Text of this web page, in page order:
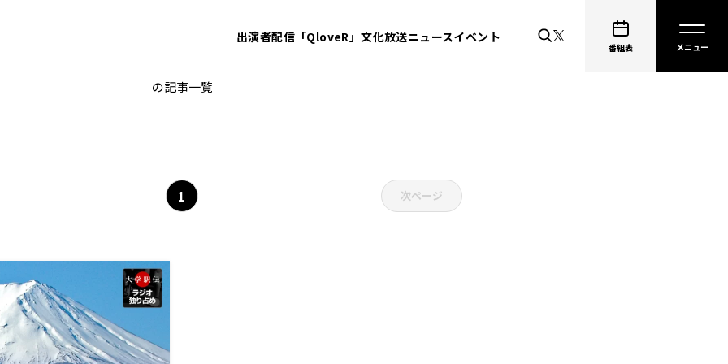
出演者配信「QloveR」文化放送ニュースイベント
番組表
の記事一覧
1 次ページ